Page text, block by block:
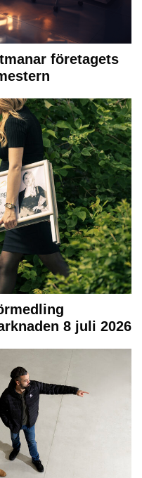
företagets
8 juli 2026